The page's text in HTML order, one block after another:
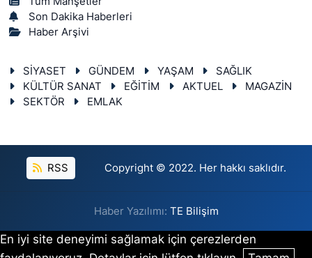
Son Dakika Haberleri
Haber Arşivi
SİYASET GÜNDEM YAŞAM
SAĞLIK
KÜLTÜR SANAT
EĞİTİM AKTUEL
MAGAZİN
SEKTÖR
EMLAK
RSS Copyright © 2022. Her hakkı saklıdır.
Haber Yazılımı: TE Bilişim
En iyi site deneyimi sağlamak için çerezlerden